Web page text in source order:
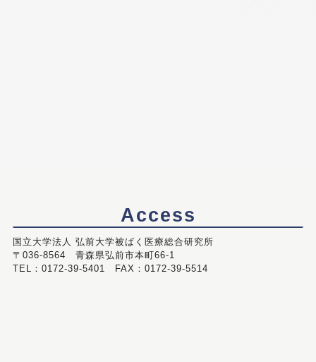
Access
国立大学法人 弘前大学被ばく医療総合研究所
〒036-8564 青森県弘前市本町66-1
TEL：0172-39-5401 FAX：0172-39-5514